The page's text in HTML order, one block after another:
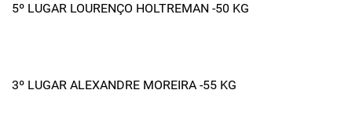
5º LUGAR LOURENÇO HOLTREMAN -50 KG
3º LUGAR ALEXANDRE MOREIRA -55 KG